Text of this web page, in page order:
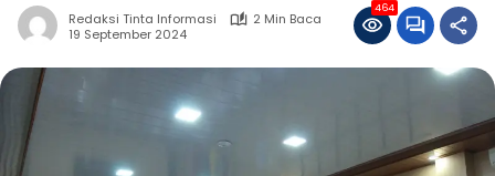
Redaksi Tinta Informasi
2 Min Baca
19 September 2024
464